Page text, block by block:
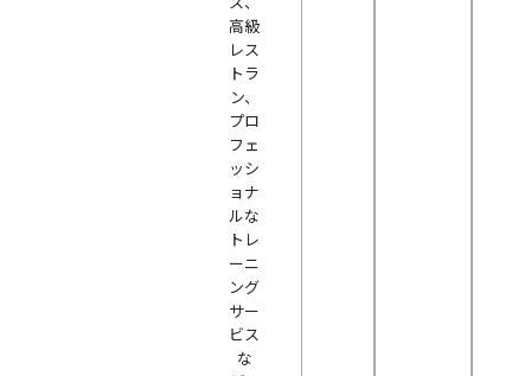
高級
レス
トラ
ン、
プロ
フェ
ッシ
ョナ
ルな
トレ
ーニ
ング
サー
ビス
な